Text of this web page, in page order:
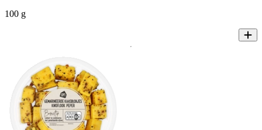
100 g